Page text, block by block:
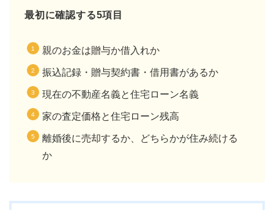
最初に確認する5項目
親のお金は贈与か借入れか
振込記録・贈与契約書・借用書があるか
現在の不動産名義と住宅ローン名義
家の査定価格と住宅ローン残高
離婚後に売却するか、どちらかが住み続ける
か